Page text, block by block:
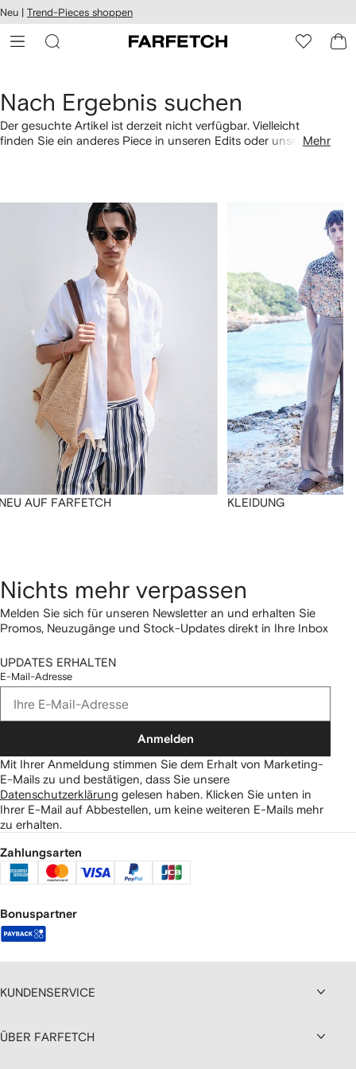
zum
Neu | Trend-Pieces shoppen
Nach Ergebnis suchen
Der gesuchte Artikel ist derzeit nicht verfügbar. Vielleicht
finden Sie ein anderes Piece in unseren Edits oder unserenMehr
AUF FARFETCH KLEIDUNG
Nichts mehr verpassen
Melden Sie sich für unseren Newsletter an und erhalten Sie
Promos, Neuzugänge und Stock-Updates direkt in Ihre Inbox
UPDATES ERHALTEN
E-Mail-Adresse
Anmelden
Mit Ihrer Anmeldung stimmen Sie dem Erhalt von Marketing-
E-Mails zu und bestätigen, dass Sie unsere
Datenschutzerklärung gelesen haben. Klicken Sie unten in
Ihrer E-Mail auf Abbestellen, um keine weiteren E-Mails mehr
zu erhalten.
Zahlungsarten
Bonuspartner
KUNDENSERVICE
ÜBER FARFETCH